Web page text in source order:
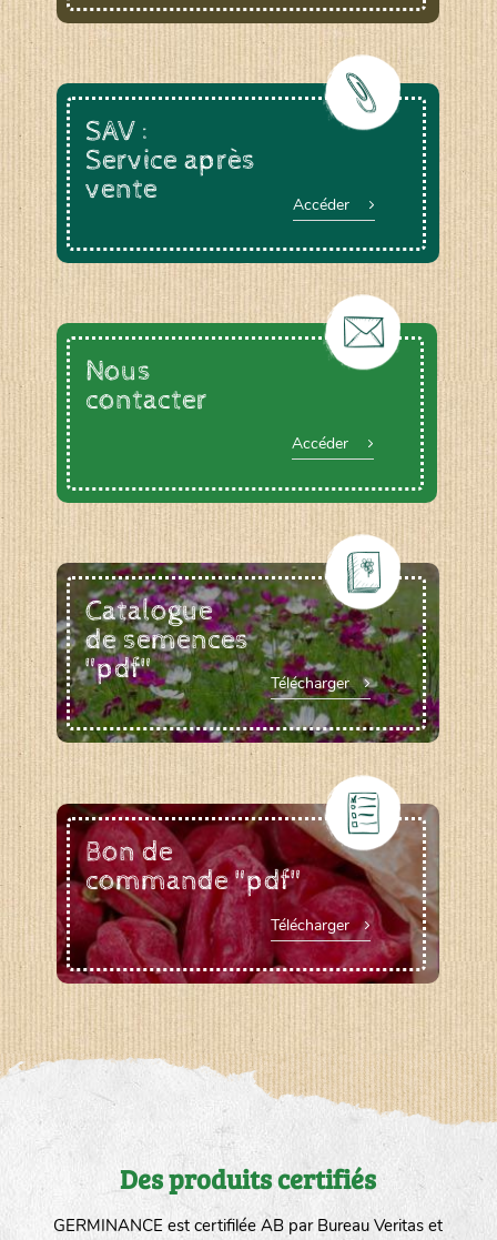
SAV :
Service après
vente
Accéder
Nous
contacter
Accéder
Catalogue
de semences
"pdf"
Télécharger
Bon de
commande "pdf"
Télécharger
Des produits certifiés
GERMINANCE est certifilée AB par Bureau Veritas et